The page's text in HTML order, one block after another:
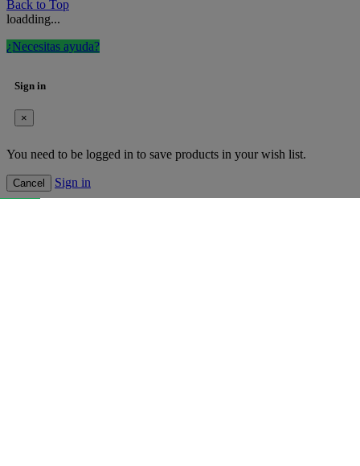
Back to Top
loadding...
¿Necesitas ayuda?
Sign in
×
You need to be logged in to save products in your wish list.
Cancel Sign in